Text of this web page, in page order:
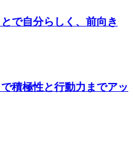
で自分らしく、前向き
積極性と行動力までアッ